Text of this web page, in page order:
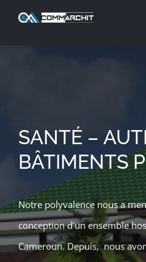
SANTÉ –
BÂTIMENTS
Notre polyvalence nous a
conception d’un ensemble
Cameroun. Depuis, nous